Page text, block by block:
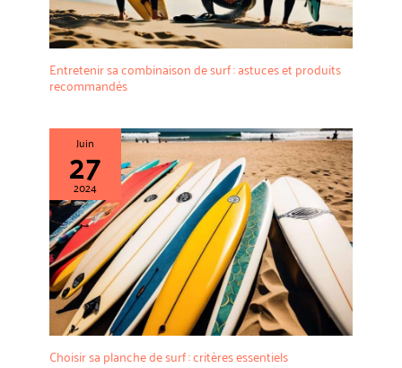
Entretenir sa combinaison de surf : astuces et produits
recommandés
Juin
27
2024
Choisir sa planche de surf : critères essentiels